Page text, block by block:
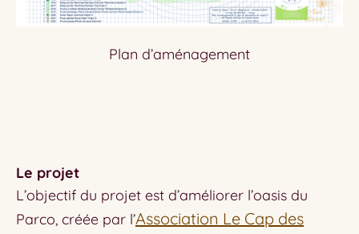
Plan d’aménagement
Le projet
L’objectif du projet est d’améliorer l’oasis du
Parco, créée par l’Association Le Cap des